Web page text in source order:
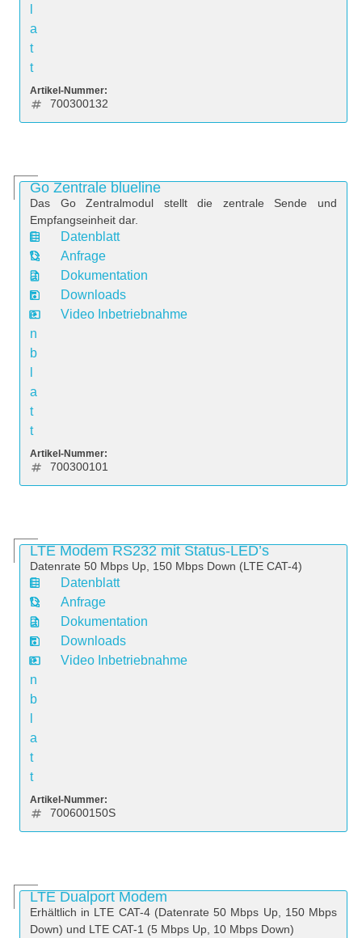
a
t
t
Artikel-Nummer:
700300132
Go Zentrale blueline
Das Go Zentralmodul stellt die zentrale Sende und
Empfangseinheit dar.
D
a
t
e
n
b
a
t
t
Datenblatt
Anfrage
Dokumentation
Downloads
Video Inbetriebnahme
Artikel-Nummer:
700300101
LTE Modem RS232 mit Status-LED’s
Datenrate 50 Mbps Up, 150 Mbps Down (LTE CAT-4)
D
a
t
e
n
b
a
t
t
Datenblatt
Anfrage
Dokumentation
Downloads
Video Inbetriebnahme
Artikel-Nummer:
700600150S
LTE Dualport Modem
Erhältlich in LTE CAT-4 (Datenrate 50 Mbps Up, 150 Mbps
Down) und LTE CAT-1 (5 Mbps Up, 10 Mbps Down)